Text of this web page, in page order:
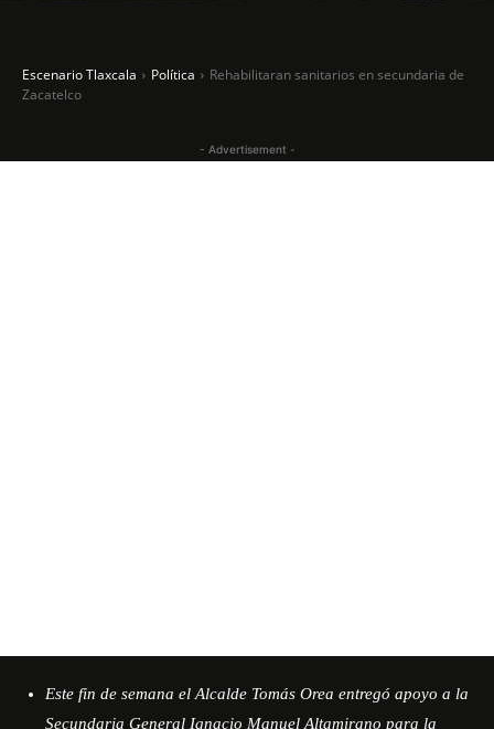
Escenario Tlaxcala Política
Rehabilitaran sanitarios en secundaria de
Zacatelco
- Advertisement -
Este fin de semana el Alcalde Tomás Orea entregó apoyo a la
Secundaria General Ignacio Manuel Altamirano para la